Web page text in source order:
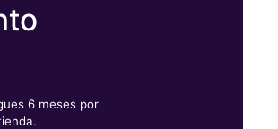
6 meses por